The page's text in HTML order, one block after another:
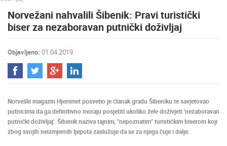
Kategorije
Lokacije
Izdvojeno
Karta
Norvežani nahvalili Šibenik: Pravi turistički
biser za nezaboravan putnički doživljaj
Objavljeno: 01.04.2019.
Norveški magazin Hjemmet posvetio je članak gradu Šibeniku te savjetovao
putnicima da ga definitivno moraju posjetiti ukoliko žele doživjeti 'nezaboravan
putnički doživljaj'. Šibenik naziva tajnim, "nepoznatim" turističkim biserom koji
zbog svojih neizmjernih ljepota zaslužuje da se za njega čuje i dalje.